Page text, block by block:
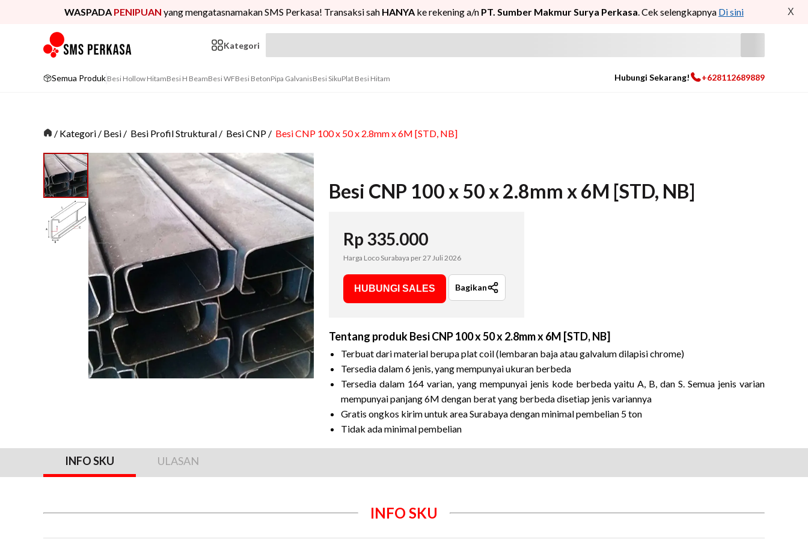
WASPADA PENIPUAN yang mengatasnamakan SMS Perkasa! Transaksi sah HANYA ke rekening a/n PT. Sumber Makmur Surya Perkasa. Cek selengkapnya Di sini X
Kategori
Semua Produk Besi Hollow HitamBesi H BeamBesi WFBesi BetonPipa GalvanisBesi SikuPlat Besi Hitam Hubungi Sekarang! +628112689889
/ Kategori / Besi / Besi Profil Struktural / Besi CNP / Besi CNP 100 x 50 x 2.8mm x 6M [STD, NB]
Besi CNP 100 x 50 x 2.8mm x 6M [STD, NB]
Rp 335.000
Harga Loco Surabaya per27 Juli 2026
HUBUNGI SALES Bagikan
Tentang produkBesi CNP 100 x 50 x 2.8mm x 6M [STD, NB]
Terbuat dari material berupa plat coil (lembaran baja atau galvalum dilapisi chrome)
Tersedia dalam 6 jenis, yang mempunyai ukuran berbeda
Tersedia dalam 164 varian, yang mempunyai jenis kode berbeda yaitu A, B, dan S. Semua jenis varian
mempunyai panjang 6M dengan berat yang berbeda disetiap jenis variannya
Gratis ongkos kirim untuk area Surabaya dengan minimal pembelian 5 ton
Tidak ada minimal pembelian
INFO SKU ULASAN
INFO SKU